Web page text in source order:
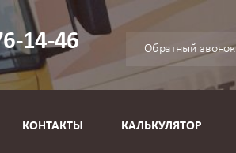
14-46 Обратный звонок
КОНТАКТЫ КАЛЬКУЛЯТОР